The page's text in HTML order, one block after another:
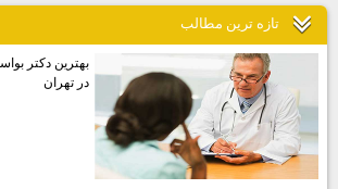
تازه ترين مطالب
بهترين دكتر
در تهران